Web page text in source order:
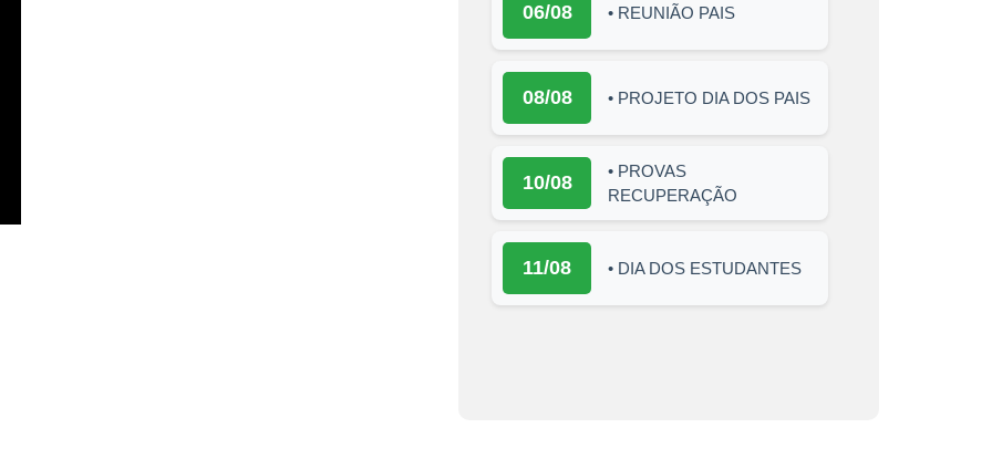
06/08 • REUNIÃO PAIS
08/08 • PROJETO DIA DOS PAIS
10/08
• PROVAS
RECUPERAÇÃO
11/08 • DIA DOS ESTUDANTES